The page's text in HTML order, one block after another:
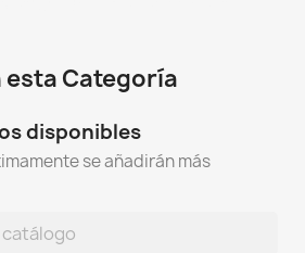
Categoría
disponibles
se añadirán más